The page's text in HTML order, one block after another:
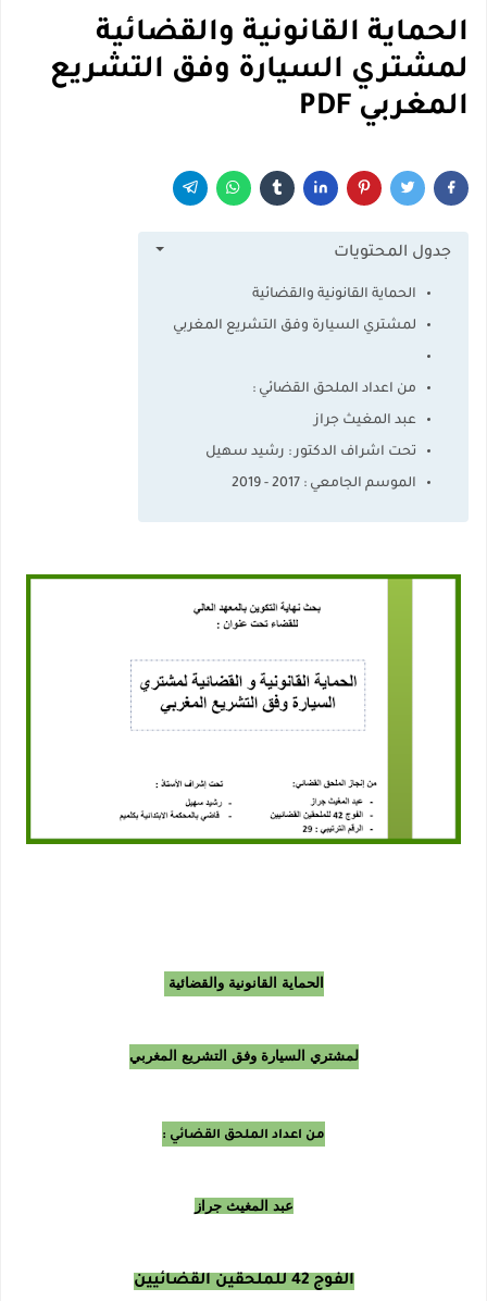
الحماية القانونية والقضائية
لمشتري السيارة وفق التشريع
المغربي PDF
جدول المحتويات
الحماية القانونية والقضائية
لمشتري السيارة وفق التشريع المغربي
من اعداد الملحق القضائي :
عبد المغيث جراز
تحت اشراف الدكتور : رشيد سهيل
الموسم الجامعي : 2017 - 2019
الحماية القانونية والقضائية
لمشتري السيارة وفق التشريع المغربي
من اعداد الملحق القضائي :
عبد المغيث جراز
الفوج 42 للملحقين القضائيين